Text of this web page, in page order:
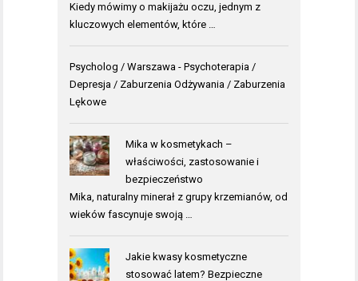
Kiedy mówimy o makijażu oczu, jednym z
kluczowych elementów, które …
Psycholog / Warszawa - Psychoterapia /
Depresja / Zaburzenia Odżywania / Zaburzenia
Lękowe
Mika w kosmetykach –
właściwości, zastosowanie i
bezpieczeństwo
Mika, naturalny minerał z grupy krzemianów, od
wieków fascynuje swoją …
Jakie kwasy kosmetyczne
stosować latem? Bezpieczne